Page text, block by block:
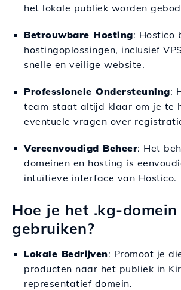
het lokale publiek worden
Betrouwbare Hosting: Hostico
hostingoplossingen, inclusief
snelle en veilige website.
Professionele Ondersteuning:
team staat altijd klaar om je te
eventuele vragen over
Vereenvoudigd Beheer: Het
domeinen en hosting is
intuïtieve interface van Hostico.
Hoe je het .kg-
gebruiken?
Lokale Bedrijven: Promoot je
producten naar het publiek in
representatief domein.